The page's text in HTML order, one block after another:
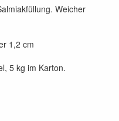
Weicher
1,2 cm
5 kg im Karton.